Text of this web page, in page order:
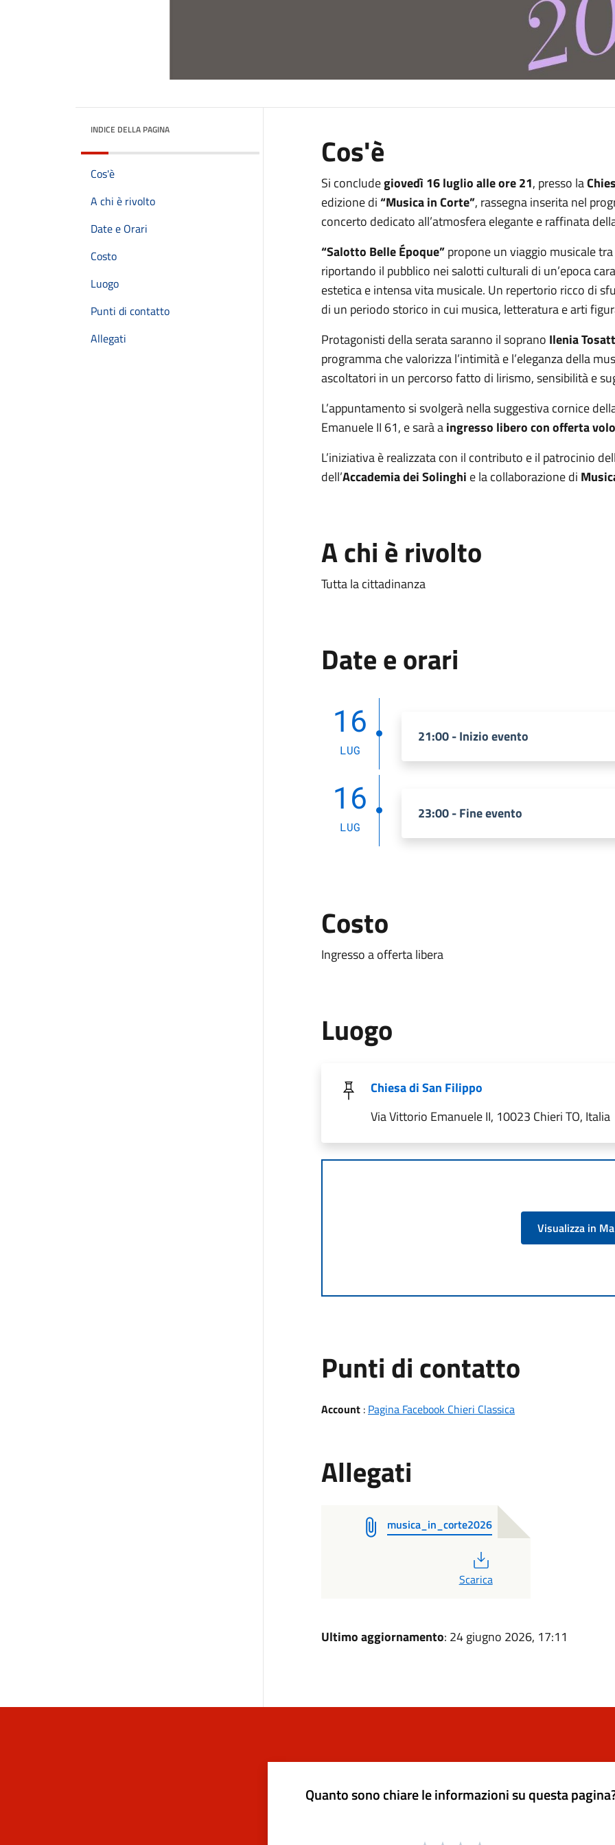
INDICE DELLA PAGINA
Cos'è
A chi è rivolto
Date e Orari
Costo
Luogo
Punti di contatto
Allegati
Cos'è
Si concludegiovedì 16 luglio alle ore 21, presso la
edizione di“Musica in Corte”, rassegna inserita nel
concerto dedicato all’atmosfera elegante e raffinata
“Salotto Belle Époque”propone un viaggio musicale
riportando il pubblico nei salotti culturali di un’epoca
estetica e intensa vita musicale. Un repertorio ricco di
di un periodo storico in cui musica, letteratura e arti
Protagonisti della serata saranno il soprano Ilenia
programma che valorizza l’intimità e l’eleganza della
ascoltatori in un percorso fatto di lirismo, sensibilità e
L’appuntamento si svolgerà nella suggestiva cornice
Emanuele II 61, e sarà aingresso libero con offerta
L’iniziativa è realizzata con il contributo e il patrocinio
dell’Accademia dei Solinghi e la collaborazione di
A chi è rivolto
Tutta la cittadinanza
Date e orari
16
LUG
21:00 - Inizio evento
16
LUG
23:00 - Fine evento
Costo
Ingresso a offerta libera
Luogo
Chiesa di San Filippo
Via Vittorio Emanuele II, 10023 Chieri TO, Italia
Visualizza in
Punti di contatto
Account: Pagina Facebook Chieri Classica
Allegati
musica_in_corte2026
Scarica
Ultimo aggiornamento: 24 giugno 2026, 17:11
Quanto sono chiare le informazioni su questa